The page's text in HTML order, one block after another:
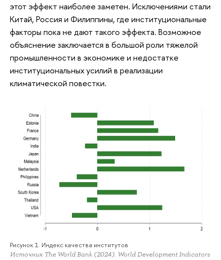
этот эффект наиболее заметен. Исключениями стали
Китай, Россия и Филиппины, где институциональные
факторы пока не дают такого эффекта. Возможное
объяснение заключается в большой роли тяжелой
промышленности в экономике и недостатке
институциональных усилий в реализации
климатической повестки.
Рисунок 1. Индекс качества институтов
Источник The World Bank (2024). World Development Indicators